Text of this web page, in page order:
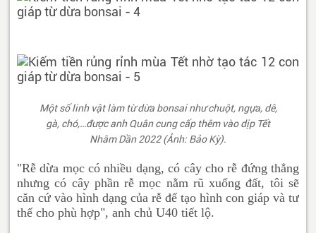
Một số linh vật làm từ dừa bonsai như chuột, ngựa, dê,
gà, chó,…được anh Quân cung cấp thêm vào dịp Tết
Nhâm Dần 2022 (Ảnh: Bảo Kỳ).
"Rễ dừa mọc có nhiều dạng, có cây cho rễ đứng thẳng
nhưng có cây phần rễ mọc nằm rũ xuống đất, tôi sẽ
căn cứ vào hình dạng của rễ để tạo hình con giáp và tư
thế cho phù hợp", anh chủ U40 tiết lộ.